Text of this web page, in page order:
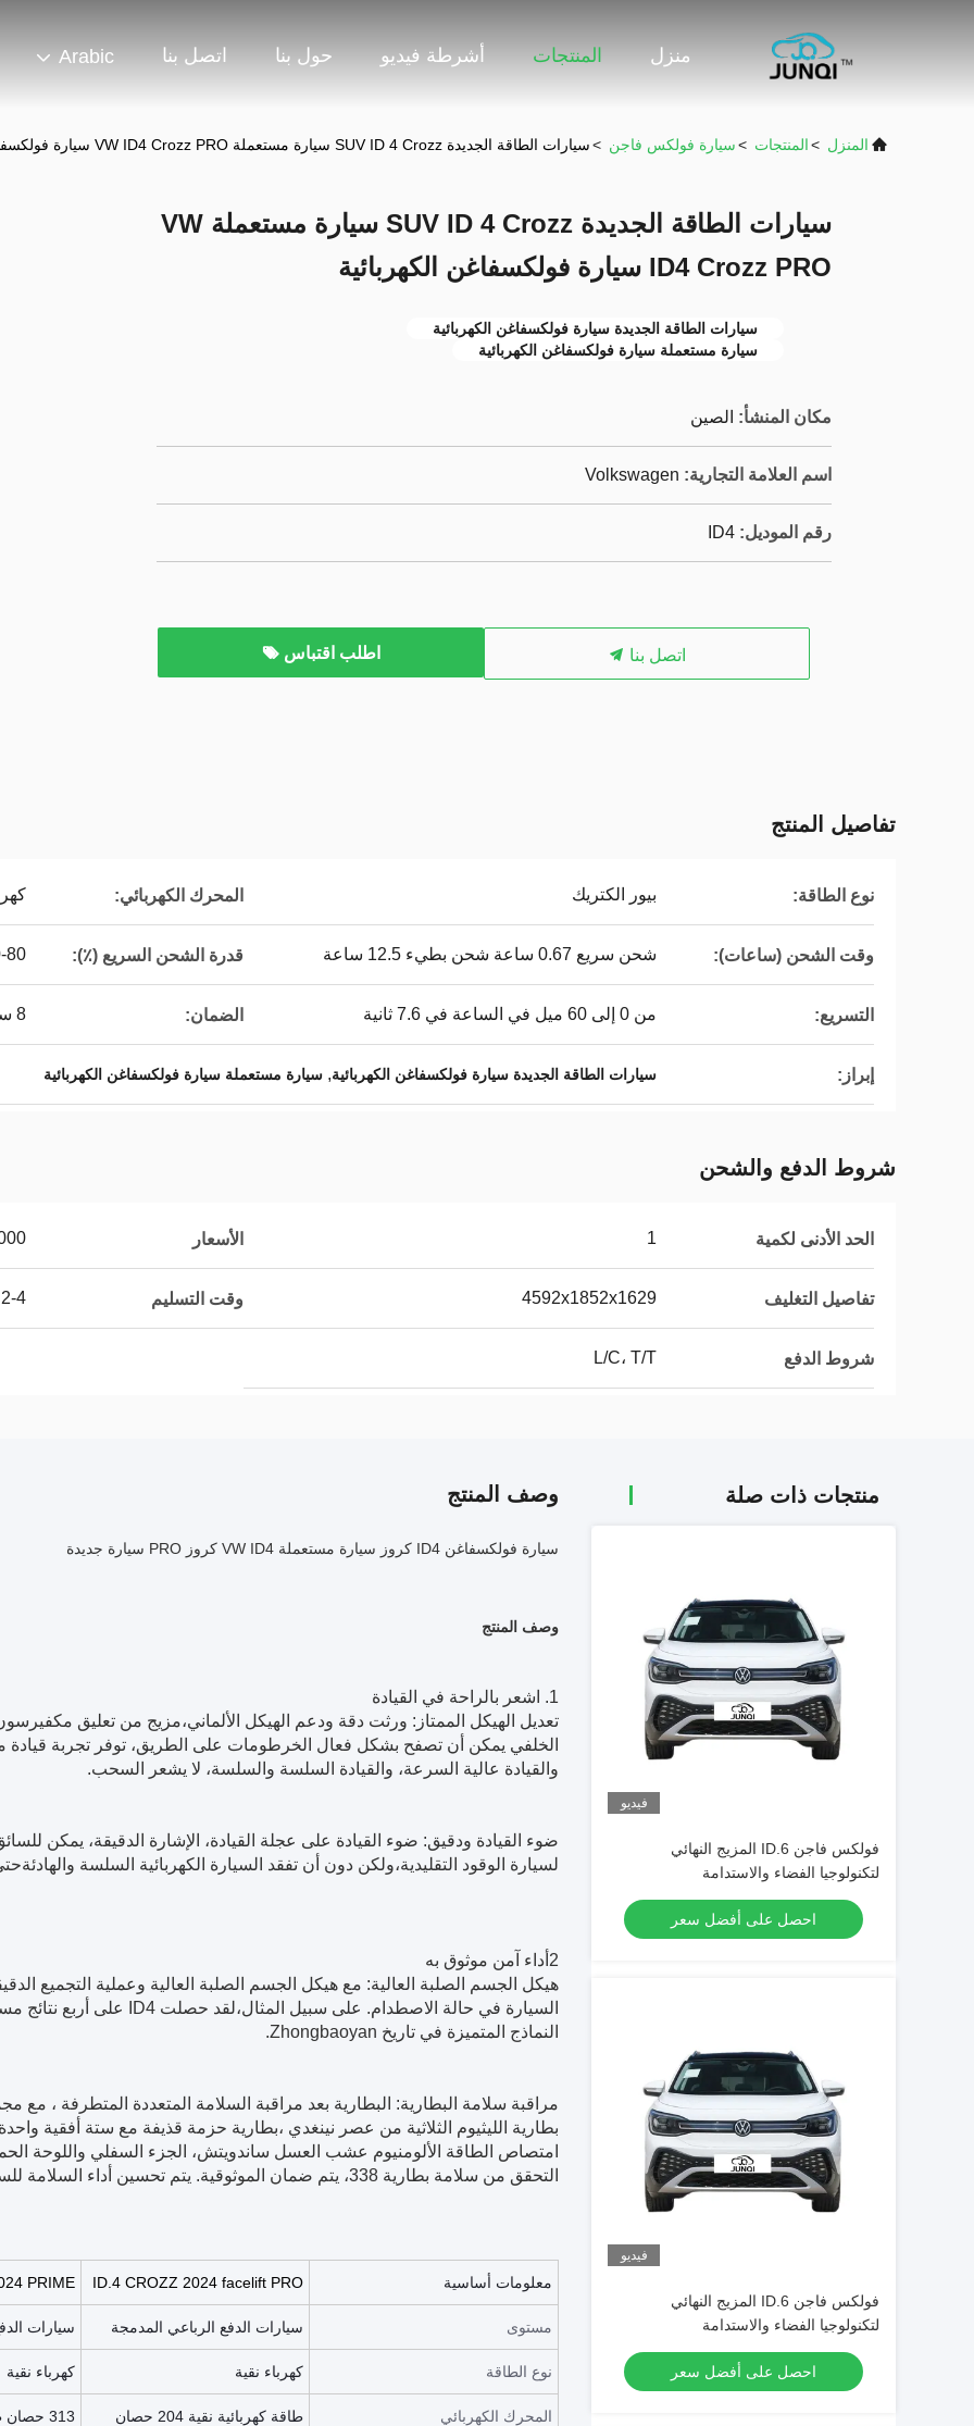
منزل المنتجات أشرطة فيديو حول بنا اتصل بنا Arabic
المنزل >المنتجات >سيارة فولكس فاجن >سيارات الطاقة الجديدة SUV ID 4 Crozz سيارة مستعملة VW ID4 Crozz PRO سيارة فولكسفاغن الكهربائية
سيارات الطاقة الجديدة SUV ID 4 Crozz سيارة مستعملة VW
ID4 Crozz PRO سيارة فولكسفاغن الكهربائية
سيارات الطاقة الجديدة سيارة فولكسفاغن الكهربائية
سيارة مستعملة سيارة فولكسفاغن الكهربائية
مكان المنشأ: الصين
اسم العلامة التجارية: Volkswagen
رقم الموديل: ID4
اتصل بنا اطلب اقتباس
تفاصيل المنتج
نوع الطاقة: بيور الكتريك المحرك الكهربائي:
وقت الشحن (ساعات): شحن سريع 0.67 ساعة شحن بطيء 12.5 ساعة قدرة الشحن السريع (٪): 80
التسريع: من 0 إلى 60 ميل في الساعة في 7.6 ثانية الضمان: 8 سنوات أو 100,000 ميل للبطارية والمكونات الكهربائية
إبراز: سيارات الطاقة الجديدة سيارة فولكسفاغن الكهربائية, سيارة مستعملة سيارة فولكسفاغن الكهربائية
شروط الدفع والشحن
الحد الأدنى لكمية 1 الأسعار
تفاصيل التغليف 4592x1852x1629 وقت التسليم 2-4 أيام عمل
شروط الدفع L/C، T/T
منتجات ذات صلة
فيديو
فولكس فاجن ID.6 المزيج النهائي
لتكنولوجيا الفضاء والاستدامة
احصل على أفضل سعر
فيديو
فولكس فاجن ID.6 المزيج النهائي
لتكنولوجيا الفضاء والاستدامة
احصل على أفضل سعر
وصف المنتج
سيارة فولكسفاغن ID4 كروز سيارة مستعملة VW ID4 كروز PRO سيارة جديدة
وصف المنتج
1. اشعر بالراحة في القيادة
تعديل الهيكل الممتاز: ورثت دقة ودعم الهيكل الألماني،مزيج من تعليق
الخلفي يمكن أن تصفح بشكل فعال الخرطومات على الطريق، توفر تجربة قيادة
والقيادة عالية السرعة، والقيادة السلسة والسلسة، لا يشعر السحب.
ضوء القيادة ودقيق: ضوء القيادة على عجلة القيادة، الإشارة الدقيقة، يمكن
لسيارة الوقود التقليدية،ولكن دون أن تفقد السيارة الكهربائية السلسة
2أداء آمن موثوق به
هيكل الجسم الصلبة العالية: مع هيكل الجسم الصلبة العالية وعملية التجميع
النماذج المتميزة في تاريخ Zhongbaoyan.
مراقبة سلامة البطارية: البطارية بعد مراقبة السلامة المتعددة المتطرفة ،
بطارية الليثيوم الثلاثية من عصر نينغدي ،بطارية حزمة قذيفة مع ستة أفقية
امتصاص الطاقة الألومنيوم عشب العسل ساندويتش، الجزء السفلي واللوحة
التحقق من سلامة بطارية 338، يتم ضمان الموثوقية. يتم تحسين أداء السلامة للسيارة
معلومات أساسية ID.4 CROZZ 2024 facelift PRO
PRIME
مستوى سيارات الدفع الرباعي المدمجة سيارات
نوع الطاقة كهرباء نقية كهرباء نقية
المحرك الكهربائي طاقة كهربائية نقية 204 حصان 313 حصان طاقة كهربائية نقية